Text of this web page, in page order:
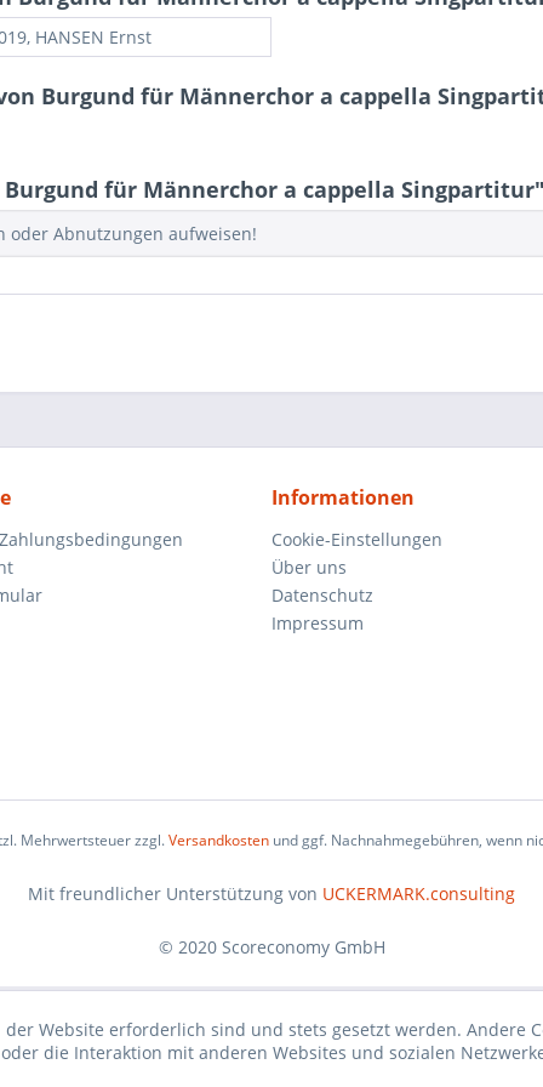
HANSEN Ernst
Burgund für Männerchor a cappella
für Männerchor a cappella
oder Abnutzungen aufweisen!
Informationen
Cookie-Einstellungen
Über uns
Datenschutz
Impressum
Mehrwertsteuer zzgl.Versandkostenund ggf. Nachnahmegebühren, wenn
Mit freundlicher Unterstützung von UCKERMARK.consulting
© 2020 Scoreconomy GmbH
Website erforderlich sind und stets gesetzt werden. Andere
die Interaktion mit anderen Websites und sozialen